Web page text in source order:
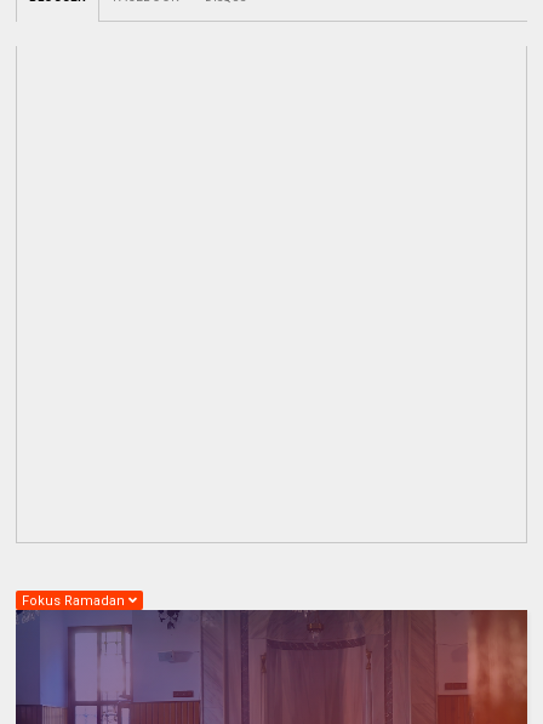
Fokus Ramadan